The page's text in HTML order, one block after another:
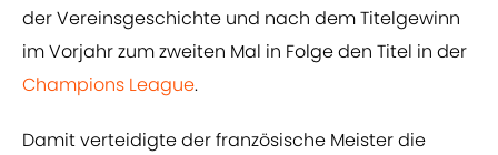
der Vereinsgeschichte und nach dem Titelgewinn
im Vorjahr zum zweiten Mal in Folge den Titel in der
Champions League.
Damit verteidigte der französische Meister die